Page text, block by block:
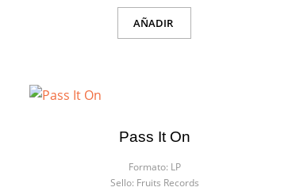
AÑADIR
Pass It On
Formato: LP
Sello: Fruits Records